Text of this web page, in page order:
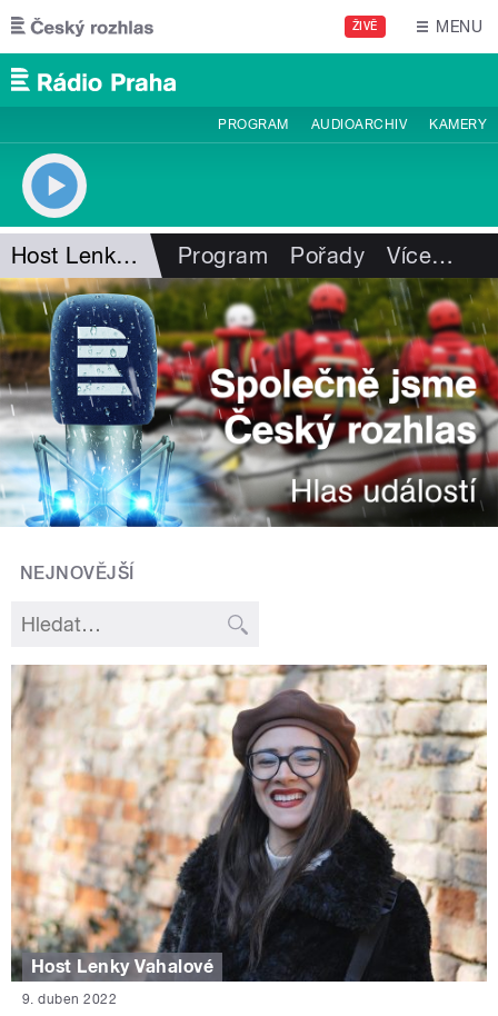
Přejít k hlavnímu obsahu
ŽIVĚ MENU
PROGRAM AUDIOARCHIV KAMERY
Host Lenky Vahalové Program Pořady Více…
NEJNOVĚJŠÍ
Host Lenky Vahalové
9. duben 2022